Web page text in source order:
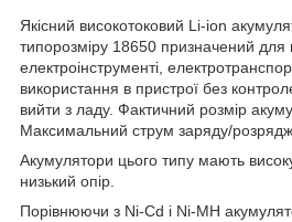
Якісний високотоковий Li-ion
типорозміру 18650 призначений для
електроінструменті,
використання в пристрої без
вийти з ладу. Фактичний розмір
Максимальний струм заряду/
Акумулятори цього типу мають
низький опір.
Порівнюючи з Ni-Cd і Ni-MH